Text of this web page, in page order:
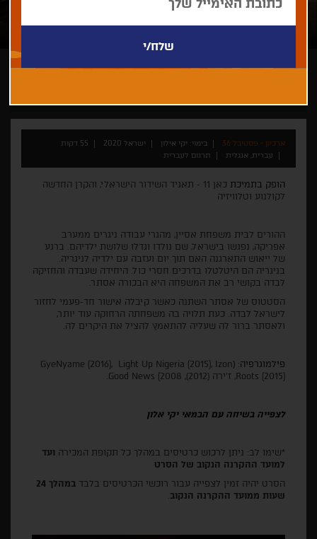
ארכיון - פסטיבל 36 בימוי: יקי אילון ישראל 2020
55 דקות
עברית, אנגלית
תרגום לעברית
הופק בתמיכת
כאן 11 - תאגיד השידור הישראלי, והקרן החדשה
לקולנוע וטלוויזיה
ההורים לבית משפחת אסיין, מהגרי עבודה ניגרים ממערב
אפריקה, נפגשו בישראל, שם נולדו וגדלו שלושת ילדיהם. ברגע
של ייאוש התארגנה האם תוך יום ועזבה עם ילדיה לניגריה.
בניגריה הם היטלטלו בדרכים חסרי כול. היחידה שעבדה והחזיקה
לבדה בקושי רב את המשפחה היא הבכורה אסתר.
הסטטוס של אסתר השתנה כאשר קיבלה אישור חד-פעמי לחזור
לישראל לבדה. כעת תלויה בה משפחתה הרחוקה עוד יותר,
ולאסתר ברור לה שעליה להתאמץ להציל את היקרים לה.
פילמוגרפיה: (GyeNyame (2016), Light Up Nigeria (2015), Izon
Roots (2015), ז'ירה (2012), Good News (2008.
לצפייה בשיחה עם הבמאי יקי אלון
*שימו לב: ניתן לרכוש כרטיסים במהלך כל תקופת המכירה ועד
למועד ההקרנה הנקוב של הסרט
הסרט יהיה זמין לצפייה עבור רוכשי הכרטיסים בלבד
במהלך 24
שעות ממועד ההקרנה הנקוב